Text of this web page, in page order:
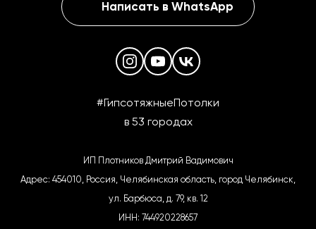
Написать в WhatsApp
#ГипсотяжныеПотолки
в 53 городах
ИП Плотников Дмитрий Вадимович
Адрес: 454010, Россия, Челябинская область, город Челябинск,
ул. Барбюса, д. 79, кв. 12
ИНН: 744920228657